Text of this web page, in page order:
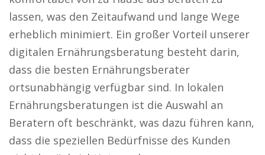
lassen, was den Zeitaufwand und lange Wege
erheblich minimiert. Ein großer Vorteil unserer
digitalen Ernährungsberatung besteht darin,
dass die besten Ernährungsberater
ortsunabhängig verfügbar sind. In lokalen
Ernährungsberatungen ist die Auswahl an
Beratern oft beschränkt, was dazu führen kann,
dass die speziellen Bedürfnisse des Kunden